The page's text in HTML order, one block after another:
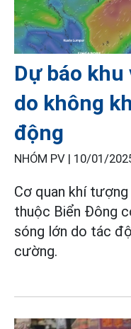
Dự báo
do không
động
NHÓM PV | 10/01/
Cơ quan khí
thuộc Biển Đông
sóng lớn do tác
cường.